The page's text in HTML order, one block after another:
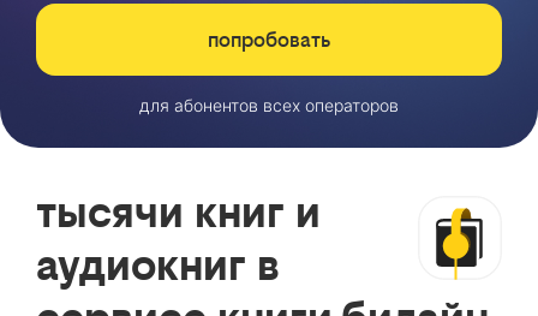
попробовать
для абонентов всех операторов
тысячи книг и
аудиокниг в